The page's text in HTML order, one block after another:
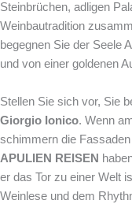
Steinbrüchen, adligen
Weinbautradition
begegnen Sie der Seele
und von einer goldenen
Stellen Sie sich vor, Sie
Giorgio Ionico. Wenn
schimmern die
APULIEN REISEN
er das Tor zu einer Welt
Weinlese und dem